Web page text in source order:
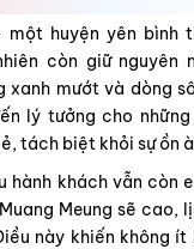
một huyện yên bình
còn giữ nguyên
xanh mướt và dòng
lý tưởng cho
tách biệt khỏi sự ồn
hành khách vẫn còn
Meung sẽ cao,
này khiến không ít